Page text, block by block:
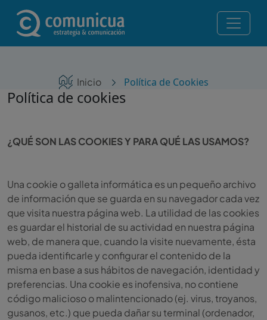
Navegación principal
Noticias
Posicionamiento en IA — Te recomiendan ChatGPT,
¡Consulta gratis!
Ruta de navegación
Inicio Política de Cookies
Política de cookies
¿QUÉ SON LAS COOKIES Y PARA QUÉ LAS USAMOS?
Una cookie o galleta informática es un pequeño archivo
de información que se guarda en su navegador cada vez
que visita nuestra página web. La utilidad de las cookies
es guardar el historial de su actividad en nuestra página
web, de manera que, cuando la visite nuevamente, ésta
pueda identificarle y configurar el contenido de la
misma en base a sus hábitos de navegación, identidad y
preferencias. Una cookie es inofensiva, no contiene
código malicioso o malintencionado (ej. virus, troyanos,
gusanos, etc.) que pueda dañar su terminal (ordenador,